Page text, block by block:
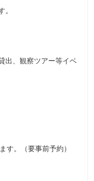
。
出、観察ツアー等イベ
。（要事前予約）